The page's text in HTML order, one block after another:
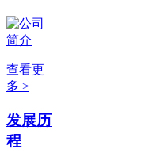
查看更
多 >
发展历
程